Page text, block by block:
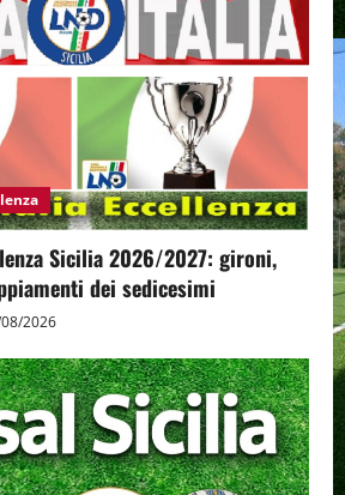
Sicilia 2026/2027: gironi,
dei sedicesimi
2026